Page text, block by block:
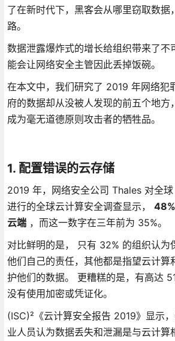
了在新时代下，黑客会从哪里窃取数据
路。
数据泄露爆炸式的增长给组织带来了不
能会让网络安全主管因此丢掉饭碗。
在本文中，我们研究了 2019 年网络犯
府的数据却从没被人发现的前五个地方
成为毫无道德原则攻击者的牺牲品。
1. 配置错误的云存储
2019 年，网络安全公司 Thales 对全
进行的全球云计算安全调查显示，
云端，而这一数字在三年前为 35%。
对比鲜明的是， 只有 32% 的组织认为
他们自己的责任，其他都是指望云计算
护他们的数据。 更糟糕的是，有高达
没有使用加密或凭证化。
(ISC)²《云计算安全报告 2019》显示
业人员认为数据丢失和泄漏是与云计算